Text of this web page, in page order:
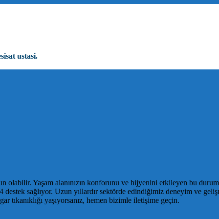
ustasi.
olabilir. Yaşam alanınızın konforunu ve hijyenini etkileyen bu
sağlıyor. Uzun yıllardır sektörde edindiğimiz deneyim ve
yaşıyorsanız, hemen bizimle iletişime geçin.